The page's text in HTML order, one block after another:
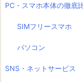
PC・スマホ本体の徹底
SIMフリースマホ
パソコン
SNS・ネットサービス